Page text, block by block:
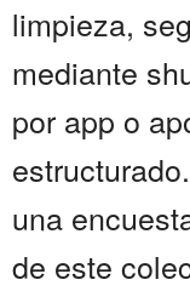
limpieza,
mediante
por app o
una
de este